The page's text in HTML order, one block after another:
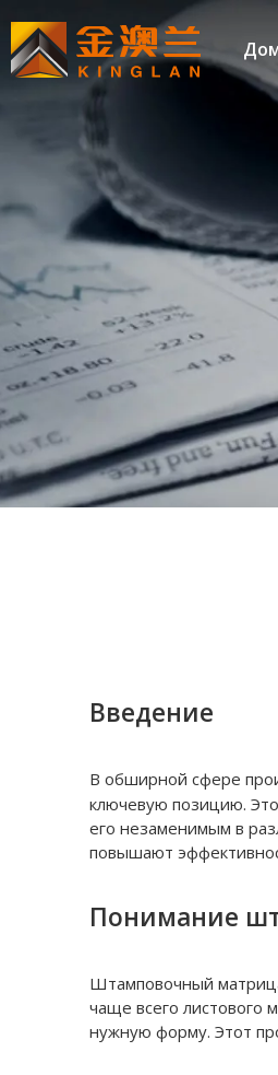
Введение
В обширной сфере
ключевую позицию.
его незаменимым в
повышают
Понимание
Штамповочный
чаще всего листового
нужную форму. Этот